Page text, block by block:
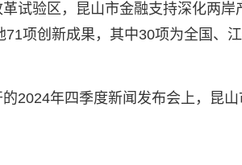
试验区，昆山市金融支持深化两岸
项创新成果，其中30项为全国、江
2024年四季度新闻发布会上，昆